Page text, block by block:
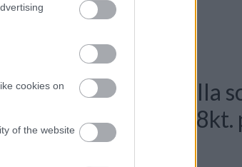
cookies on
of the website
Bracciale alla
onice e perle, oro 18kt.